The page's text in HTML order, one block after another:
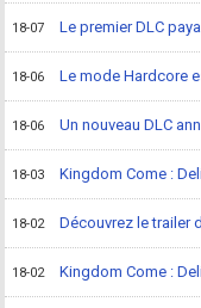
18-07 Le premier DLC
18-06 Le mode Hardcore
18-06 Un nouveau DLC
18-03 Kingdom Come :
18-02 Découvrez le trailer
18-02 Kingdom Come :